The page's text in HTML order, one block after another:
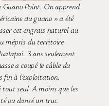
Point. On apprend
du guano » a été
cet engrais naturel au
mépris du territoire
3 ans seulement
a coupé le câble du
fin à l’exploitation.
seul. A moins que les
ou dansé un truc.